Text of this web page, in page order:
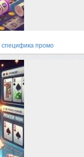
специфика промо